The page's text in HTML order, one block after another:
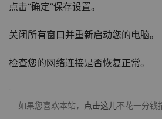
点击“确定”保存设置。
关闭所有窗口并重新启动您的电脑。
检查您的网络连接是否恢复正常。
如果您喜欢本站， 点击这儿不花一分钱